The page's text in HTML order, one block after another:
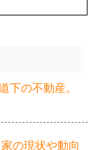
下の不動産。
の現状や動向